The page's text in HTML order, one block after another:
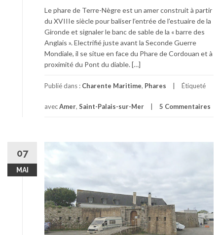
Le phare de Terre-Nègre est un amer construit à partir
du XVIIIe siècle pour baliser l’entrée de l’estuaire de la
Gironde et signaler le banc de sable de la « barre des
Anglais ». Electrifié juste avant la Seconde Guerre
Mondiale, il se situe en face du Phare de Cordouan et à
proximité du Pont du diable. […]
Publié dans : Charente Maritime, Phares Étiqueté
avecAmer, Saint-Palais-sur-Mer 5 Commentaires
07
MAI